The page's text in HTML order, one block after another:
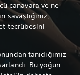
canavara ve ne
savaştığınız,
tecrübesini
tanıdığımız
Bu yoğun